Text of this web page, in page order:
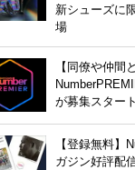
新シューズに
場
【同僚や仲間
が募集スター
【登録無料】
ガジン好評配